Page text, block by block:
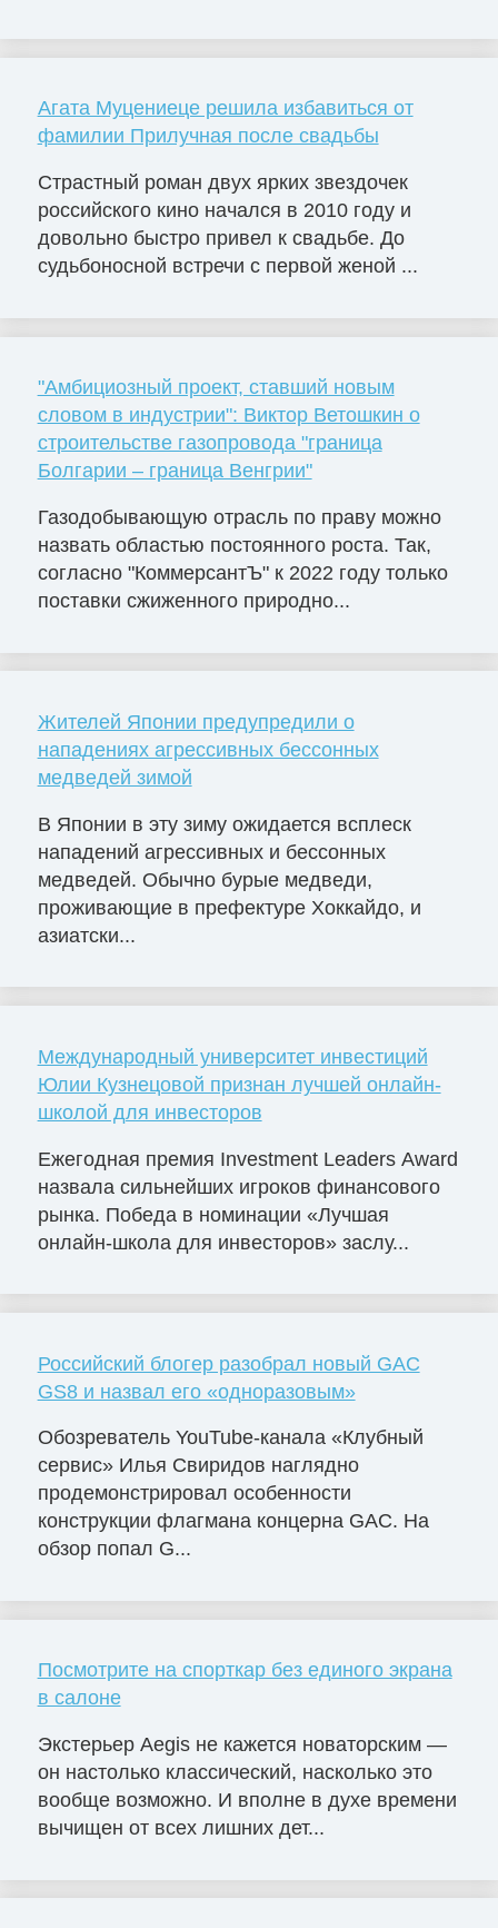
Агата Муцениеце решила избавиться от
фамилии Прилучная после свадьбы
Страстный роман двух ярких звездочек
российского кино начался в 2010 году и
довольно быстро привел к свадьбе. До
судьбоносной встречи с первой женой ...
"Амбициозный проект, ставший новым
словом в индустрии": Виктор Ветошкин о
строительстве газопровода "граница
Болгарии – граница Венгрии"
Газодобывающую отрасль по праву можно
назвать областью постоянного роста. Так,
согласно "КоммерсантЪ" к 2022 году только
поставки сжиженного природно...
Жителей Японии предупредили о
нападениях агрессивных бессонных
медведей зимой
В Японии в эту зиму ожидается всплеск
нападений агрессивных и бессонных
медведей. Обычно бурые медведи,
проживающие в префектуре Хоккайдо, и
азиатски...
Международный университет инвестиций
Юлии Кузнецовой признан лучшей онлайн-
школой для инвесторов
Ежегодная премия Investment Leaders Award
назвала сильнейших игроков финансового
рынка. Победа в номинации «Лучшая
онлайн-школа для инвесторов» заслу...
Российский блогер разобрал новый GAC
GS8 и назвал его «одноразовым»
Обозреватель YouTube-канала «Клубный
сервис» Илья Свиридов наглядно
продемонстрировал особенности
конструкции флагмана концерна GAC. На
обзор попал G...
Посмотрите на спорткар без единого экрана
в салоне
Экстерьер Aegis не кажется новаторским —
он настолько классический, насколько это
вообще возможно. И вполне в духе времени
вычищен от всех лишних дет...